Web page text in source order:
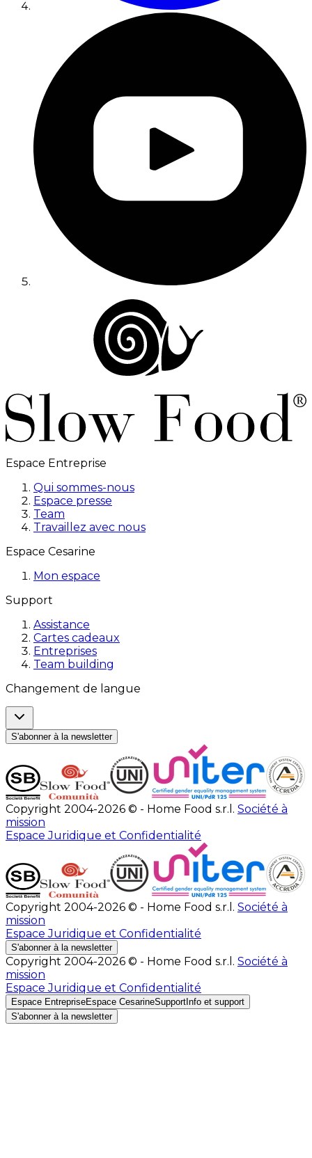
Espace Entreprise
Qui sommes-nous
Espace presse
Team
Travaillez avec nous
Espace Cesarine
Mon espace
Support
Assistance
Cartes cadeaux
Entreprises
Team building
Changement de langue
S'abonner à la newsletter
Copyright 2004-2026 © - Home Food s.r.l. Société à
mission
Espace Juridique et Confidentialité
Copyright 2004-2026 © - Home Food s.r.l. Société à
mission
Espace Juridique et Confidentialité
S'abonner à la newsletter
Copyright 2004-2026 © - Home Food s.r.l. Société à
mission
Espace Juridique et Confidentialité
Espace EntrepriseEspace CesarineSupport Info et support
S'abonner à la newsletter